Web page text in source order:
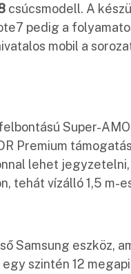
csúcsmodell. A
pedig a
mobil a
Super-
Premium
lehet
tehát vízálló 1,5 m-
Samsung eszköz,
szintén 12